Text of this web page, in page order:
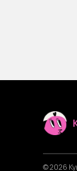
© 2026